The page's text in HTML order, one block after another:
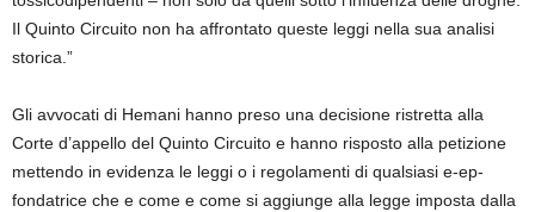
Il Quinto Circuito non ha affrontato queste leggi nella sua analisi
storica.”
Gli avvocati di Hemani hanno preso una decisione ristretta alla
Corte d’appello del Quinto Circuito e hanno risposto alla petizione
mettendo in evidenza le leggi o i regolamenti di qualsiasi e-ep-
fondatrice che e come e come si aggiunge alla legge imposta dalla